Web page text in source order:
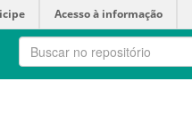
Acesso à informação